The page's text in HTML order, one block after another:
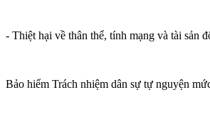
- Thiệt hại về thân thể, tính mạng và tài sản
Bảo hiểm Trách nhiệm dân sự tự nguyện